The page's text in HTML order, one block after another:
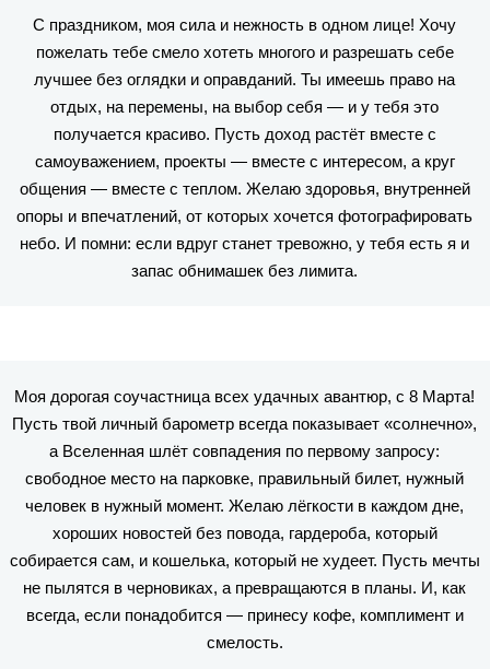
С праздником, моя сила и нежность в одном лице! Хочу
пожелать тебе смело хотеть многого и разрешать себе
лучшее без оглядки и оправданий. Ты имеешь право на
отдых, на перемены, на выбор себя — и у тебя это
получается красиво. Пусть доход растёт вместе с
самоуважением, проекты — вместе с интересом, а круг
общения — вместе с теплом. Желаю здоровья, внутренней
опоры и впечатлений, от которых хочется фотографировать
небо. И помни: если вдруг станет тревожно, у тебя есть я и
запас обнимашек без лимита.
Моя дорогая соучастница всех удачных авантюр, с 8 Марта!
Пусть твой личный барометр всегда показывает «солнечно»,
а Вселенная шлёт совпадения по первому запросу:
свободное место на парковке, правильный билет, нужный
человек в нужный момент. Желаю лёгкости в каждом дне,
хороших новостей без повода, гардероба, который
собирается сам, и кошелька, который не худеет. Пусть мечты
не пылятся в черновиках, а превращаются в планы. И, как
всегда, если понадобится — принесу кофе, комплимент и
смелость.